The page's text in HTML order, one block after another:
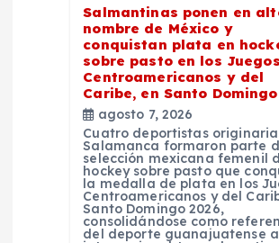
Salmantinas ponen en
nombre de México y
conquistan plata en
sobre pasto en los Juegos
Centroamericanos y del
Caribe, en Santo
agosto 7, 2026
Cuatro deportistas
Salamanca formaron parte
selección mexicana femenil
hockey sobre pasto que
la medalla de plata en los
Centroamericanos y del
Santo Domingo 2026,
consolidándose como
del deporte guanajuatense